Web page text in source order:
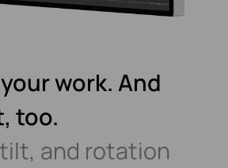
work. And
too.
and rotation